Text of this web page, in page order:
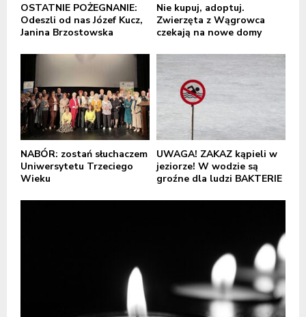
OSTATNIE POŻEGNANIE:
Odeszli od nas Józef Kucz,
Janina Brzostowska
Nie kupuj, adoptuj.
Zwierzęta z Wągrowca
czekają na nowe domy
NABÓR: zostań słuchaczem
Uniwersytetu Trzeciego
Wieku
UWAGA! ZAKAZ kąpieli w
jeziorze! W wodzie są
groźne dla ludzi BAKTERIE